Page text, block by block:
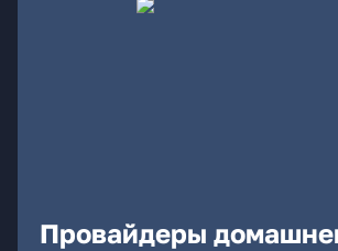
Провайдеры